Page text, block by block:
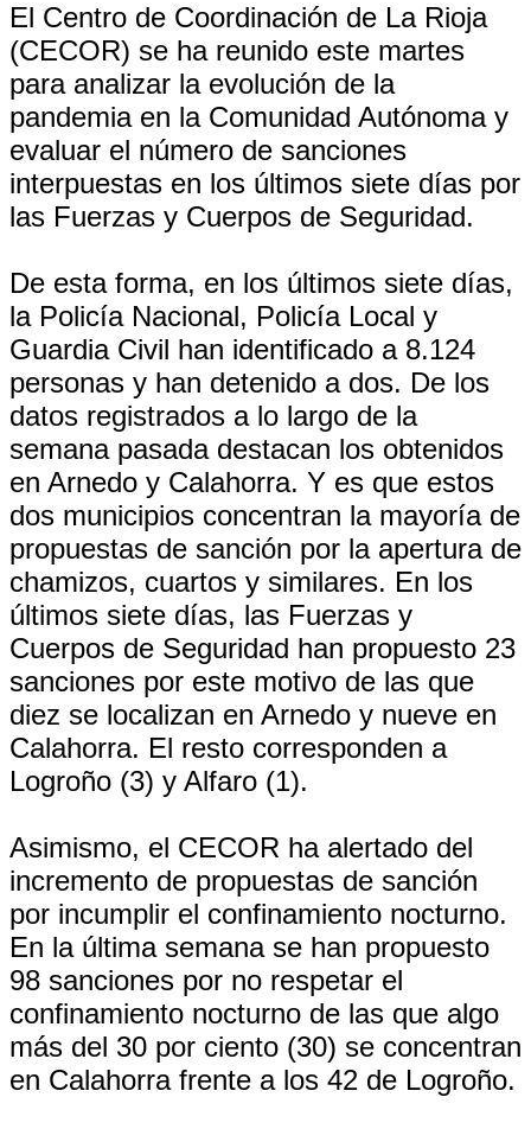
El Centro de Coordinación de La Rioja
(CECOR) se ha reunido este martes
para analizar la evolución de la
pandemia en la Comunidad Autónoma y
evaluar el número de sanciones
interpuestas en los últimos siete días por
las Fuerzas y Cuerpos de Seguridad.
De esta forma, en los últimos siete días,
la Policía Nacional, Policía Local y
Guardia Civil han identificado a 8.124
personas y han detenido a dos. De los
datos registrados a lo largo de la
semana pasada destacan los obtenidos
en Arnedo y Calahorra. Y es que estos
dos municipios concentran la mayoría de
propuestas de sanción por la apertura de
chamizos, cuartos y similares. En los
últimos siete días, las Fuerzas y
Cuerpos de Seguridad han propuesto 23
sanciones por este motivo de las que
diez se localizan en Arnedo y nueve en
Calahorra. El resto corresponden a
Logroño (3) y Alfaro (1).
Asimismo, el CECOR ha alertado del
incremento de propuestas de sanción
por incumplir el confinamiento nocturno.
En la última semana se han propuesto
98 sanciones por no respetar el
confinamiento nocturno de las que algo
más del 30 por ciento (30) se concentran
en Calahorra frente a los 42 de Logroño.